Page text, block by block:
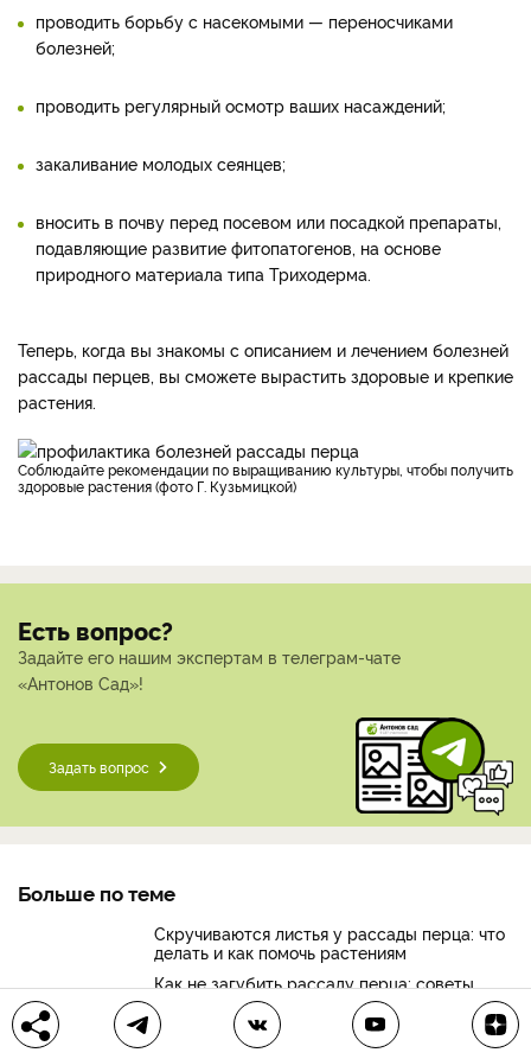
проводить борьбу с насекомыми — переносчиками
болезней;
проводить регулярный осмотр ваших насаждений;
закаливание молодых сеянцев;
вносить в почву перед посевом или посадкой препараты,
подавляющие развитие фитопатогенов, на основе
природного материала типа Триходерма.
Теперь, когда вы знакомы с описанием и лечением болезней
рассады перцев, вы сможете вырастить здоровые и крепкие
растения.
Соблюдайте рекомендации по выращиванию культуры, чтобы получить
здоровые растения (фото Г. Кузьмицкой)
Есть вопрос?
Задайте его нашим экспертам в телеграм-чате
«Антонов Сад»!
Задать вопрос
Больше по теме
Скручиваются листья у рассады перца: что
делать и как помочь растениям
Как не загубить рассаду перца: советы
начинающим дачникам